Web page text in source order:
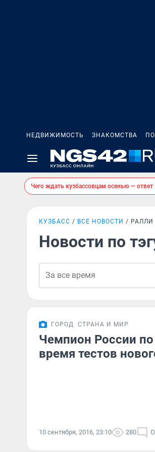
НЕДВИЖИМОСТЬ ЗНАКОМСТВА
Чего ждать кузбассовцам осенью — ответ
КУЗБАСС ВСЕ НОВОСТИ РАЛЛИ
Новости по
ГОРОД СТРАНА И МИР
Чемпион России
время тестов
10 сентября, 2016, 23:10 280